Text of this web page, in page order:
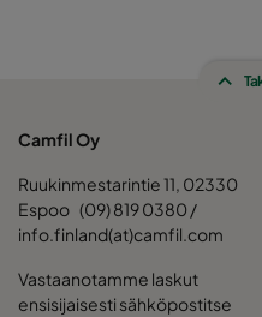
Camfil Oy
Ruukinmestarintie 11, 02330
Espoo (09) 819 0380 /
info.finland(at)camfil.com
Vastaanotamme laskut
ensisijaisesti sähköpostitse